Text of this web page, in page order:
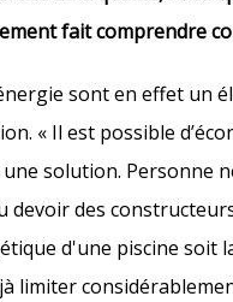
fait comprendre
sont en effet un
« Il est possible
solution. Personne
devoir des
d'une piscine soit
limiter